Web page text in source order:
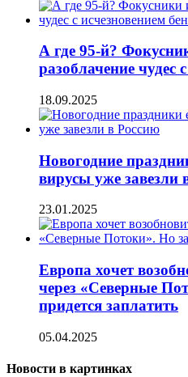
А где 95-й?
разоблачение чудес
18.09.2025
Новогодние
вирусы уже завезли
23.01.2025
Европа хочет
через «Северные
придется заплатить
05.04.2025
Новости в картинках